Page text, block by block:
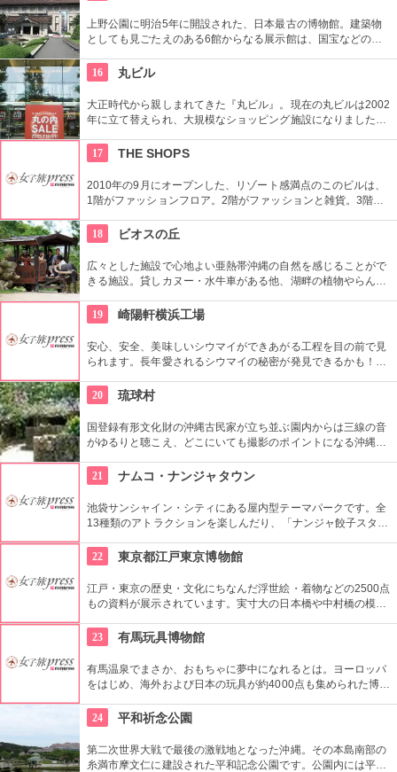
上野公園に明治5年に開設された、日本最古の博物館。建築物
としても見ごたえのある6館からなる展示館は、国宝などの歴
す。オリジナルグッズを販売するミュージアムショップや食事
もできるカフェなども併設されています。
16 丸ビル
大正時代から親しまれてきた『丸ビル』。現在の丸ビルは2002
年に立て替えられ、大規模なショッピング施設になりました。
ストランまで、丸の内の名にふさわしい逸品がそろっていま
す。
17 THE SHOPS
2010年の9月にオープンした、リゾート感満点のこのビルは、
1階がファッションフロア。2階がファッションと雑貨。3階が
ルメフロアと女性にとても嬉しい複合ビル。綺麗になれて、オ
シャレができて、お腹も満たせる嬉しいテナントばかりのオス
スメのビルです。
18 ビオスの丘
広々とした施設で心地よい亜熱帯沖縄の自然を感じることがで
きる施設。貸しカヌー・水牛車がある他、湖畔の植物やらんの
1230円（入園＋乗船セット））もおすすめ。
19 崎陽軒横浜工場
安心、安全、美味しいシウマイができあがる工程を目の前で見
られます。長年愛されるシウマイの秘密が発見できるかも！希
ュージアムが2013年オープンしました。予約なしで見学できる
ので是非足を運んでみてください。
20 琉球村
国登録有形文化財の沖縄古民家が立ち並ぶ園内からは三線の音
がゆるりと聴こえ、どこにいても撮影のポイントになる沖縄ら
り、どれを体験したら良いか迷ってしまう程！沖縄を丸ごと感
じるならぜひココへ。
21 ナムコ・ナンジャタウン
池袋サンシャイン・シティにある屋内型テーマパークです。全
13種類のアトラクションを楽しんだり、「ナンジャ餃子スタジ
すすめです。
22 東京都江戸東京博物館
江戸・東京の歴史・文化にちなんだ浮世絵・着物などの2500点
もの資料が展示されています。実寸大の日本橋や中村橋の模
リップした気分を味わえます。
23 有馬玩具博物館
有馬温泉でまさか、おもちゃに夢中になれるとは。ヨーロッパ
をはじめ、海外および日本の玩具が約4000点も集められた博物
定で工作教室があったり、大人も童心に返れそう。
24 平和祈念公園
第二次世界大戦で最後の激戦地となった沖縄。その本島南部の
糸満市摩文仁に建設された平和記念公園です。公園内には平和